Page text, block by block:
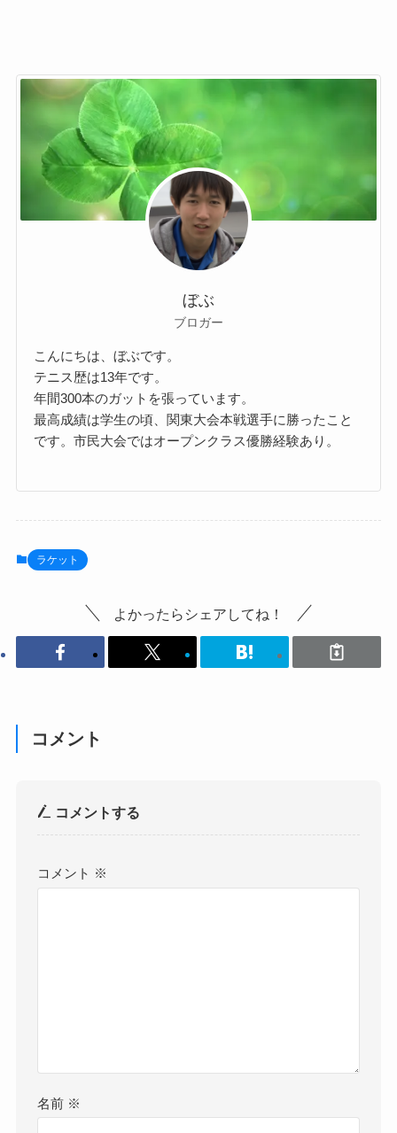
ぼぶ
ブロガー
こんにちは、ぼぶです。
テニス歴は13年です。
年間300本のガットを張っています。
最高成績は学生の頃、関東大会本戦選手に勝ったこと
です。市民大会ではオープンクラス優勝経験あり。
ラケット
よかったらシェアしてね！
コメント
コメントする
コメント ※
名前 ※